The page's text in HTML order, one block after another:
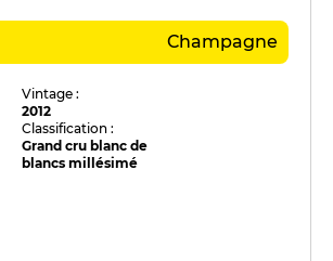
Champagne
Vintage :
2012
Classification :
Grand cru blanc de
blancs millésimé